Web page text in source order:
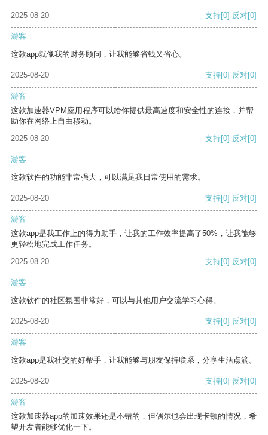
2025-08-20 支持[0] 反对[0]
游客
这款app就像我的财务顾问，让我能够省钱又省心。
2025-08-20 支持[0] 反对[0]
游客
这款加速器VPM应用程序可以给你提供最高速度和安全性的连接，并帮
助你在网络上自由移动。
2025-08-20
支持[0] 反对[0]
游客
这款软件的功能非常强大，可以满足我日常使用的需求。
2025-08-20 支持[0] 反对[0]
游客
这款app是我工作上的得力助手，让我的工作效率提高了50%，让我能够
更轻松地完成工作任务。
2025-08-20
支持[0] 反对[0]
游客
这款软件的社区氛围非常好，可以与其他用户交流学习心得。
2025-08-20 支持[0] 反对[0]
游客
这款app是我社交的好帮手，让我能够与朋友保持联系，分享生活点滴。
2025-08-20 支持[0] 反对[0]
游客
这款加速器app的加速效果还是不错的，但偶尔也会出现卡顿的情况，希
望开发者能够优化一下。